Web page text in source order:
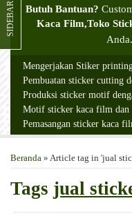
Butuh Bantuan?
Kaca Film,Toko
Anda.
Mengerjakan Stiker
Pembuatan sticker cutting
Produksi sticker motif
Motif sticker kaca film dan
Pemasangan sticker kaca
Beranda » Article tag in 'jual
Tags jual
SIDEBAR